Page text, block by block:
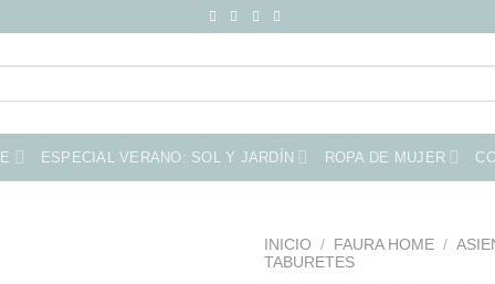
ESPECIAL VERANO: SOL Y JARDÍN ROPA DE MUJER
INICIO / FAURA HOME /
TABURETES